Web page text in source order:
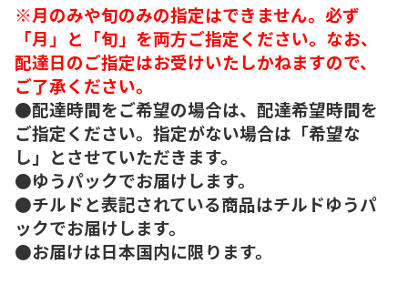
※月のみや旬のみの指定はできません。必ず
「月」と「旬」を両方ご指定ください。なお、
配達日のご指定はお受けいたしかねますので、
ご了承ください。
●配達時間をご希望の場合は、配達希望時間を
ご指定ください。指定がない場合は「希望な
し」とさせていただきます。
●ゆうパックでお届けします。
●チルドと表記されている商品はチルドゆうパ
ックでお届けします。
●お届けは日本国内に限ります。